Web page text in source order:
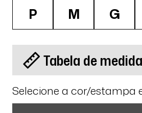
P M G
Tabela de
Selecione a cor/